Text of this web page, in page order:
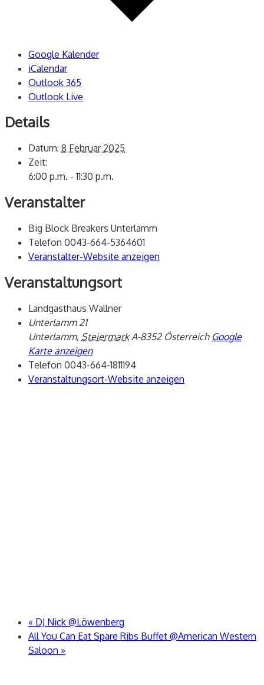
Google Kalender
iCalendar
Outlook 365
Outlook Live
Details
Datum: 8 Februar 2025
Zeit:
6:00 p.m. - 11:30 p.m.
Veranstalter
Big Block Breakers Unterlamm
Telefon 0043-664-5364601
Veranstalter-Website anzeigen
Veranstaltungsort
Landgasthaus Wallner
Unterlamm 21
Unterlamm, Steiermark A-8352 Österreich Google
Karte anzeigen
Telefon 0043-664-1811194
Veranstaltungsort-Website anzeigen
« DJ Nick @Löwenberg
All You Can Eat Spare Ribs Buffet @American Western
Saloon »